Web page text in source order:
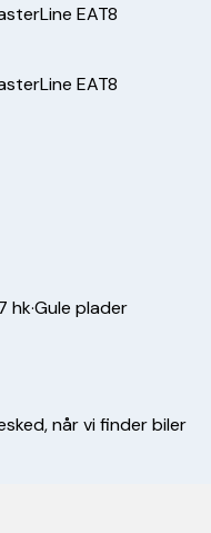
EAT8
EAT8
hk·Gule plader
når vi finder biler